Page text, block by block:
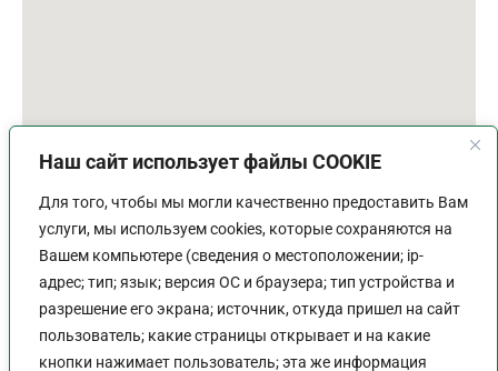
Наш сайт использует файлы COOKIE
Для того, чтобы мы могли качественно предоставить Вам
услуги, мы используем cookies, которые сохраняются на
Вашем компьютере (сведения о местоположении; ip-
адрес; тип; язык; версия ОС и браузера; тип устройства и
разрешение его экрана; источник, откуда пришел на сайт
пользователь; какие страницы открывает и на какие
кнопки нажимает пользователь; эта же информация
График работы